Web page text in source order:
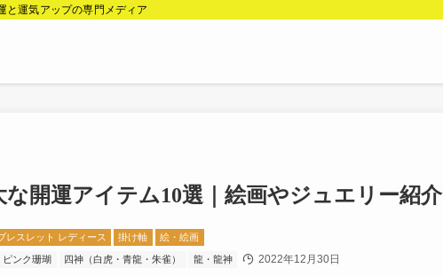
と運気アップの専門メディア
な開運アイテム10選｜絵画やジュエリー紹介
レスレット レディース 掛け軸 絵・絵画
ピンク珊瑚 四神（白虎・青龍・朱雀） 龍・龍神 2022年12月30日